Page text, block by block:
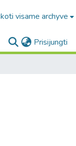
visame archyve
Prisijungti